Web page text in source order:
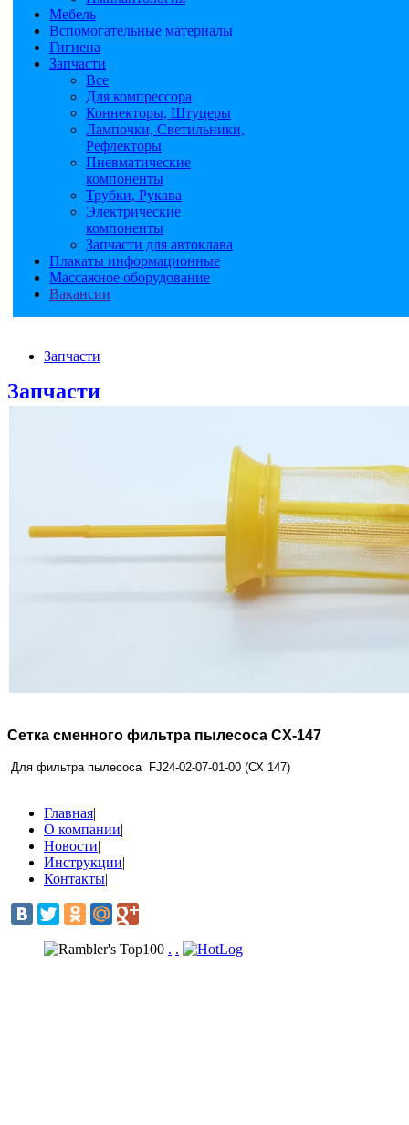
Мебель
Вспомогательные материалы
Гигиена
Запчасти
Все
Для компрессора
Коннекторы, Штуцеры
Лампочки, Светильники,
Рефлекторы
Пневматические
компоненты
Трубки, Рукава
Электрические
компоненты
Запчасти для автоклава
Плакаты информационные
Массажное оборудование
Вакансии
Запчасти
Запчасти
Сетка сменного фильтра пылесоса CX-147
Для фильтра пылесоса FJ24-02-07-01-00 (СХ 147)
Главная|
О компании|
Новости|
Инструкции|
Контакты|
. .